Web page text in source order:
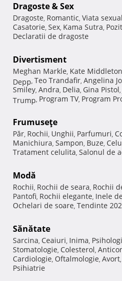
Dragoste & Sex
Dragoste, Romantic, Viata
Casatorie, Sex, Kama Sutra,
Declaratii de dragoste
Divertisment
Meghan Markle, Kate Middleton
Depp, Teo Trandafir, Angelina
Smiley, Andra, Delia, Gina Pistol,
Trump, Program TV, Program
Frumuseţe
Păr, Rochii, Unghii, Parfumuri,
Manichiura, Sampon, Buze,
Tratament celulita, Salonul de
Modă
Rochii, Rochii de seara, Rochii
Pantofi, Rochii elegante, Inele
Ochelari de soare, Tendinte
Sănătate
Sarcina, Ceaiuri, Inima,
Stomatologie, Colesterol,
Cardiologie, Oftalmologie, Avort,
Psihiatrie